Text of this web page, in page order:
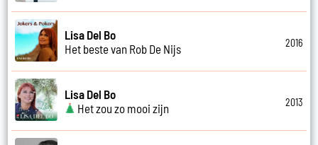
Lisa Del Bo
Het beste van Rob De Nijs
2016
Lisa Del Bo
Het zou zo mooi zijn
2013